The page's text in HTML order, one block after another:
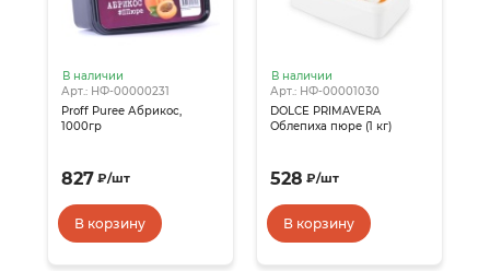
В наличии
Арт.: НФ-00000231
Proff Puree Абрикос,
1000гр
827 ₽/шт
В корзину
В наличии
Арт.: НФ-00001030
DOLCE PRIMAVERA
Облепиха пюре (1 кг)
528 ₽/шт
В корзину